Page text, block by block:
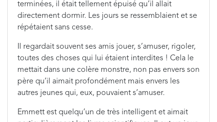
terminées, il était tellement épuisé qu’il allait
directement dormir. Les jours se ressemblaient et se
répétaient sans cesse.
Il regardait souvent ses amis jouer, s’amuser, rigoler,
toutes des choses qui lui étaient interdites ! Cela le
mettait dans une colère monstre, non pas envers son
père qu’il aimait profondément mais envers les
autres jeunes qui, eux, pouvaient s’amuser.
Emmett est quelqu’un de très intelligent et aimait